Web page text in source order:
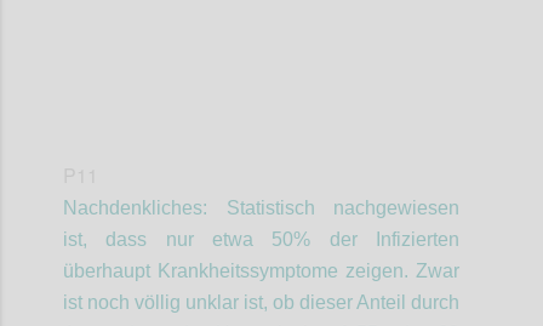
Nachdenkliches: Statistisch nachgewiesen
ist, dass nur etwa 50% der Infizierten
überhaupt Krankheitssymptome zeigen. Zwar
ist noch völlig unklar ist, ob dieser Anteil durch